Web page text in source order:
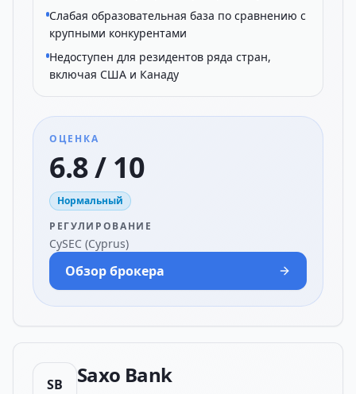
Слабая образовательная база по сравнению с
крупными конкурентами
Недоступен для резидентов ряда стран,
включая США и Канаду
ОЦЕНКА
6.8 / 10
Нормальный
РЕГУЛИРОВАНИЕ
CySEC (Cyprus)
Обзор брокера
SB Saxo Bank